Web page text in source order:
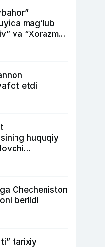
mag‘lub
va “Xorazm”
etdi
huquqiy
qonunni
Checheniston
berildi
tarixiy